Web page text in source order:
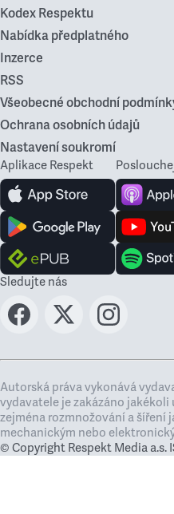
Kodex Respektu
Nabídka předplatného
Inzerce
RSS
Všeobecné obchodní
Ochrana osobních údajů
Nastavení soukromí
Aplikace Respekt
Sledujte nás
Autorská práva vykonává
vydavatele je zakázáno
zejména rozmnožování a šíření
mechanickým nebo
© Copyright Respekt Media a.s.